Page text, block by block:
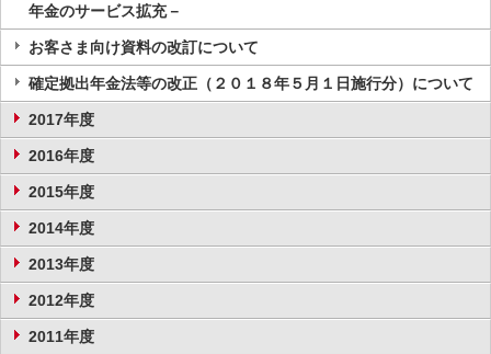
年金のサービス拡充－
お客さま向け資料の改訂について
確定拠出年金法等の改正（２０１８年５月１日施行分）について
2017年度
2016年度
2015年度
2014年度
2013年度
2012年度
2011年度